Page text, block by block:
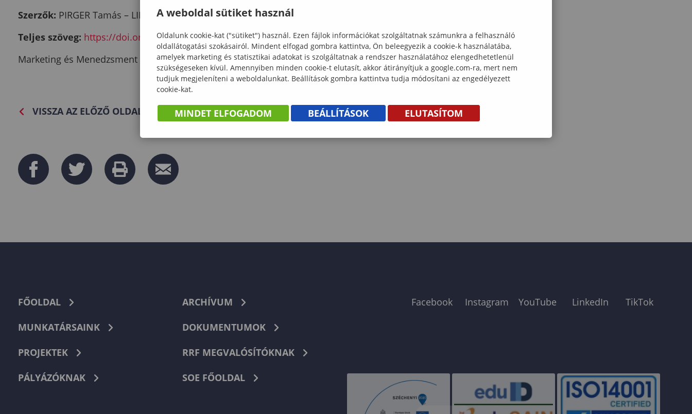
Szerzők: PIRGER Tamás – LIPTÁK Katalin – HORVÁTH Kata (2025)
Teljes szöveg: https://doi.org/10.15170/MM.2024.58.04.04
Marketing és Menedzsment 58: 4 pp. 34-43., 10 p. (2025)
VISSZA AZ ELŐZŐ OLDALRA
FŐOLDAL
MUNKATÁRSAINK
PROJEKTEK
PÁLYÁZÓKNAK
ARCHÍVUM
DOKUMENTUMOK
RRF MEGVALÓSÍTÓKNAK
SOE FŐOLDAL
Facebook Instagram YouTube LinkedIn TikTok
A weboldal sütiket használ
Oldalunk cookie-kat ("sütiket") használ. Ezen fájlok információkat szolgáltatnak számunkra a felhasználó
oldallátogatási szokásairól. Mindent elfogad gombra kattintva, Ön beleegyezik a cookie-k használatába,
amelyek marketing és statisztikai adatokat is szolgáltatnak a rendszer használatához elengedhetetlenül
szükségeseken kívül. Amennyiben minden cookie-t elutasít, akkor átirányítjuk a google.com-ra, mert nem
tudjuk megjeleníteni a weboldalunkat. Beállítások gombra kattintva tudja módosítani az engedélyezett
cookie-kat.
MINDET ELFOGADOM BEÁLLÍTÁSOK ELUTASÍTOM